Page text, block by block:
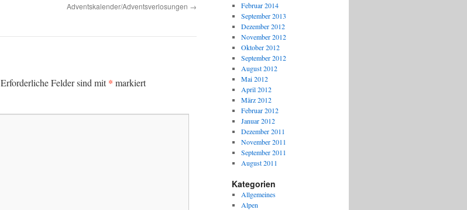
Adventskalender/Adventsverlosungen →
Erforderliche Felder sind mit* markiert
Februar 2014
September 2013
Dezember 2012
November 2012
Oktober 2012
September 2012
August 2012
Mai 2012
April 2012
März 2012
Februar 2012
Januar 2012
Dezember 2011
November 2011
September 2011
August 2011
Kategorien
Allgemeines
Alpen